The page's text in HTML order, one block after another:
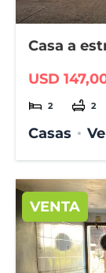
Casa a
USD
2 2
Casas
VENTA